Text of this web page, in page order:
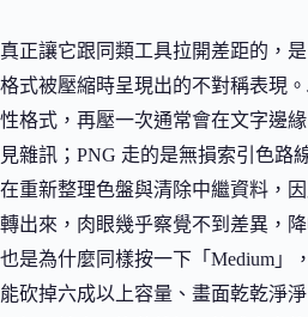
真正讓它跟同類工具拉開差距的，是
格式被壓縮時呈現出的不對稱表現
性格式，再壓一次通常會在文字邊
見雜訊；PNG 走的是無損索引色路
在重新整理色盤與清除中繼資料，
轉出來，肉眼幾乎察覺不到差異，
也是為什麼同樣按一下「Medium」
能砍掉六成以上容量、畫面乾乾淨